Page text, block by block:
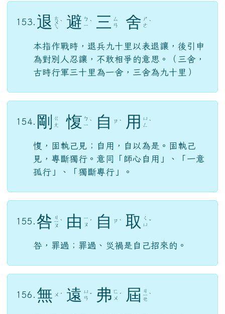
153. 退 ㄊ
ㄨ
ㄟ
ˋ 避 ㄅ
ㄧ ˋ 三 ㄙ
ㄢ
舍 ㄕ
ㄜ ˋ
本指作戰時，退兵九十里以表退讓，後引申
為對別人忍讓，不敢相爭的意思。（三舍，
古時行軍三十里為一舍，三舍為九十里）
154. 剛
ㄍ
ㄤ
愎 ㄅ
ㄧ ˋ 自 ㄗ ˋ 用
ㄩ
ㄥ ˋ
愎，固執己見；自用，自以為是。固執己
見，專斷獨行。意同「師心自用」、「一意
孤行」、「獨斷專行」。
155. 咎 ㄐ
ㄧ
ㄡ
ˋ 由 ㄧ
ㄡ ˊ 自 ㄗ ˋ 取
ㄑ
ㄩ ˇ
咎，罪過；罪過、災禍是自己招來的。
156. 無 ㄨ ˊ 遠 ㄩ
ㄢ ˇ 弗 ㄈ
ㄨ ˊ 屆 ㄐ
ㄧ
ㄝ
ˋ